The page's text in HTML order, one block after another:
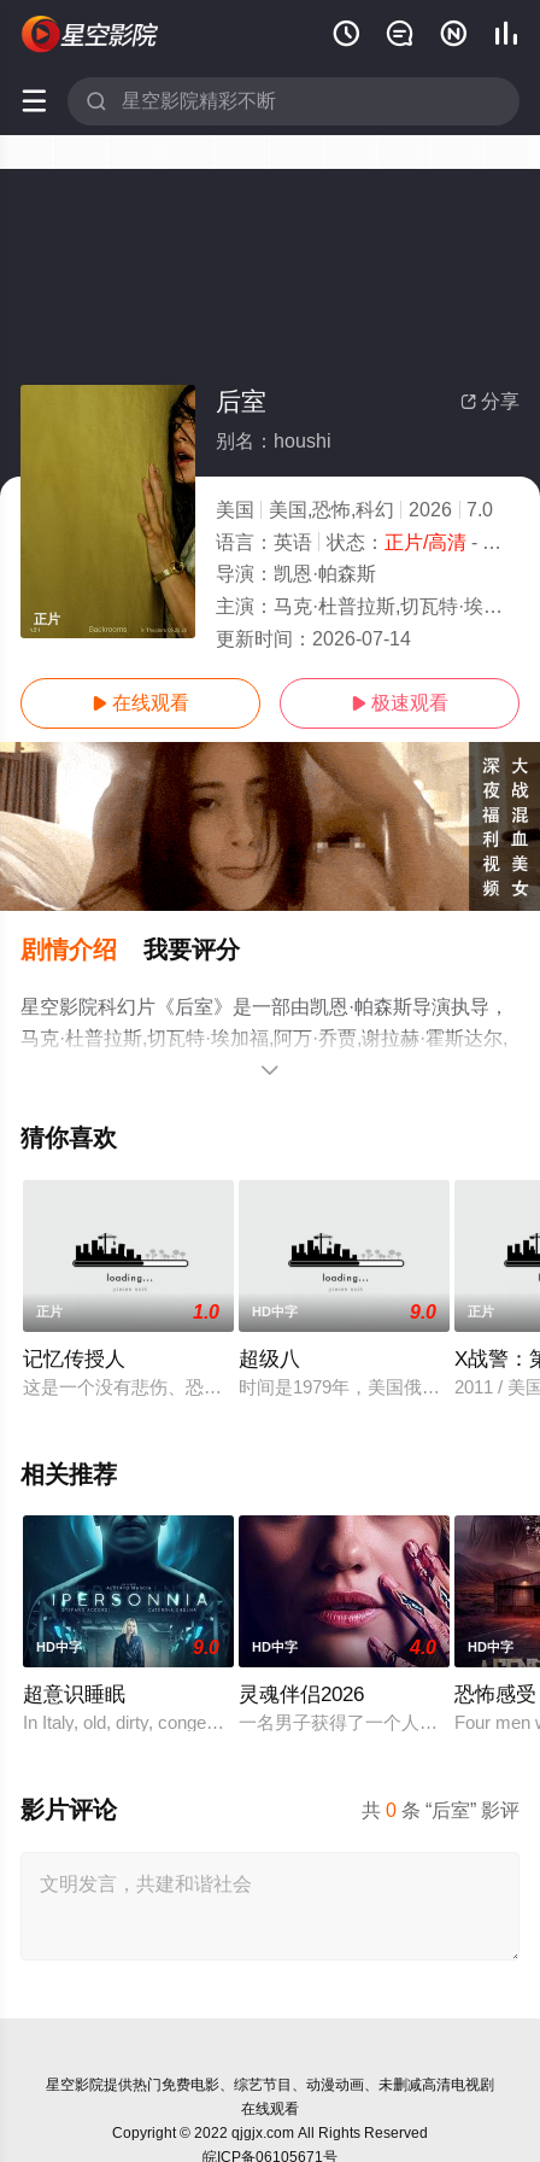
   
 
正片
 分享
后室
别名：houshi
美国 美国,恐怖,科幻 2026
7.0
语言： 英语 状态： 正片/高清- 免费在线观看
导演： 凯恩·帕森斯
主演： 马克·杜普拉斯,切瓦特·埃加福,阿万·乔贾,谢拉赫·霍斯达尔,托比·哈格雷夫,雷娜特·赖因斯夫,卢基塔·麦克斯
更新时间： 2026-07-14
 在线观看  极速观看
剧情介绍 我要评分
星空影院科幻片《后室》是一部由凯恩·帕森斯导演执导，
马克·杜普拉斯,切瓦特·埃加福,阿万·乔贾,谢拉赫·霍斯达尔,
托比·哈格雷夫,雷娜特·赖因斯夫,卢基塔·麦克斯韦尔,芬恩·
星演员精彩演绎的美国电影，手机免费观看高清无删减完

猜你喜欢
正片 1.0
记忆传授人
这是一个没有悲伤、恐惧、痛苦和孤独的社会，然而，这里亦
HD中字 9.0
超级八
时间是1979年，美国俄亥俄州一个
正片
X战警：
2011 / 美
相关推荐
HD中字 9.0
超意识睡眠
In Italy, old, dirty, congested prisons full of violence and abuse a
HD中字 4.0
灵魂伴侣2026
一名男子获得了一个人工智能机器人
HD中字
恐怖感受
Four men
共0 条 “后室” 影评
影片评论
星空影院提供热门免费电影、综艺节目、动漫动画、未删减高清电视剧
在线观看
Copyright © 2022 qjgjx.com All Rights Reserved
皖ICP备06105671号